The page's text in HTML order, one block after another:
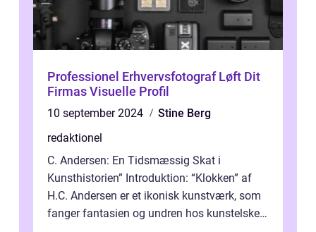
Professionel Erhvervsfotograf Løft Dit
Firmas Visuelle Profil
10 september 2024
Stine Berg
redaktionel
C. Andersen: En Tidsmæssig Skat i
Kunsthistorien” Introduktion: “Klokken” af
H.C. Andersen er et ikonisk kunstværk, som
fanger fantasien og undren hos kunstelskere